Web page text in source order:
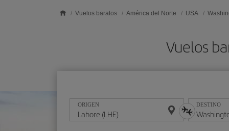
Vuelos baratos América del Norte USA
Vuelos
ORIGEN DESTINO